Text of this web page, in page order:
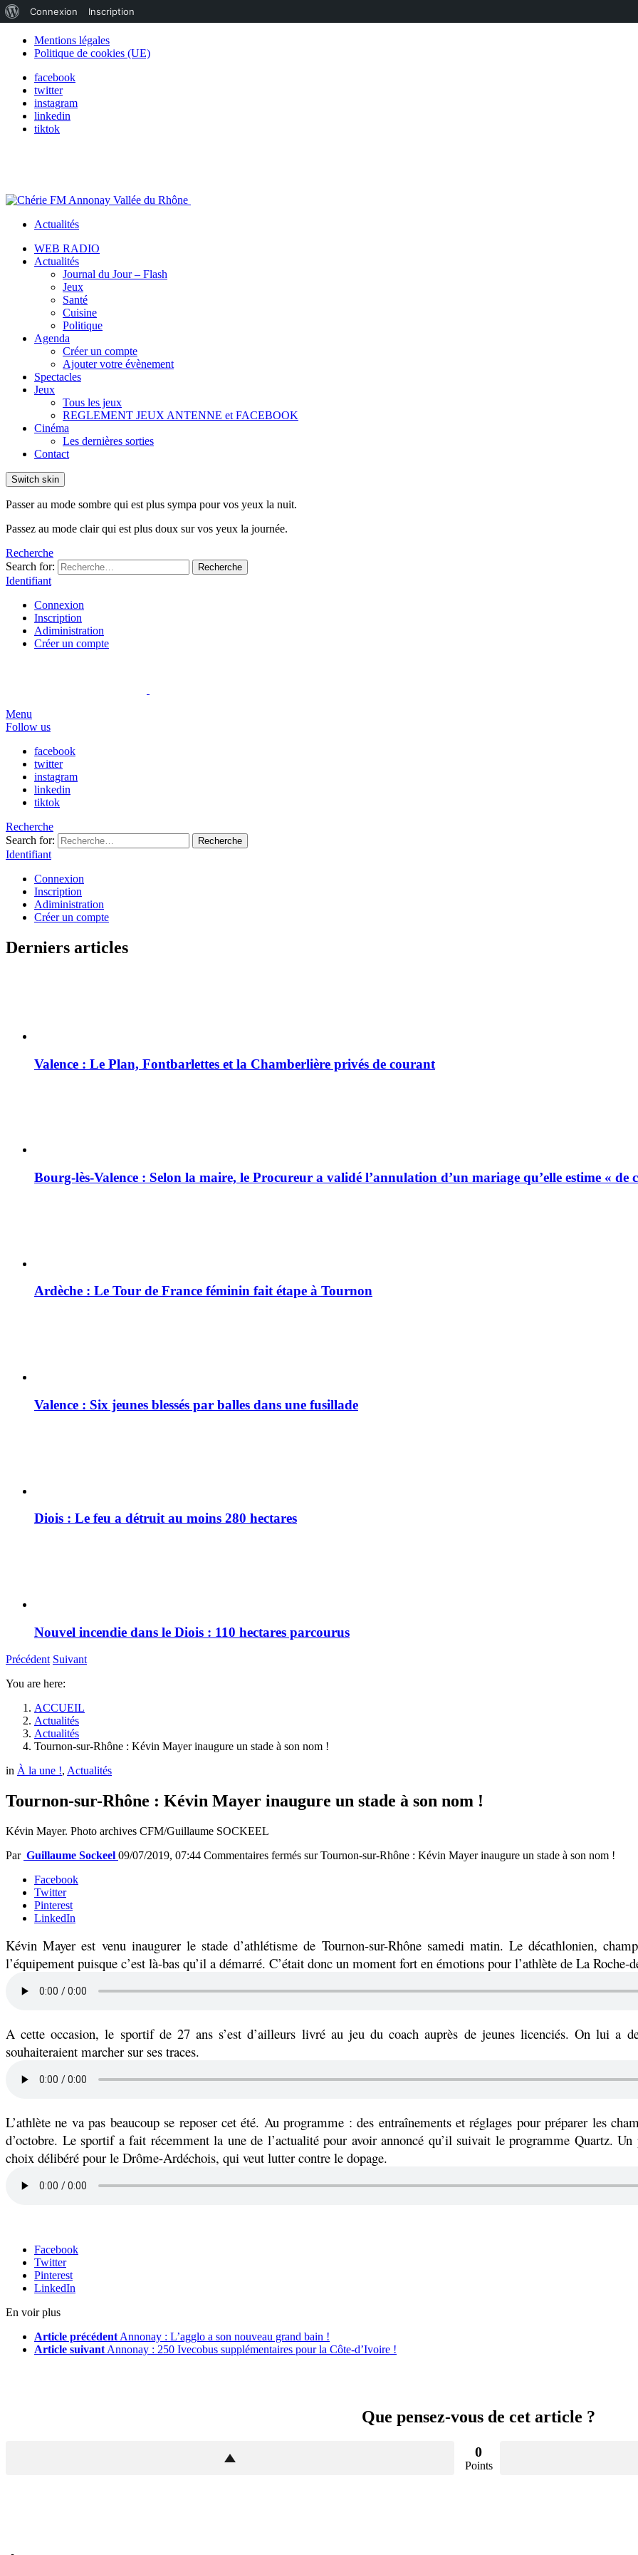
Mentions légales
Politique de cookies (UE)
facebook
twitter
instagram
linkedin
tiktok
Actualités
WEB RADIO
Actualités
Journal du Jour – Flash
Jeux
Santé
Cuisine
Politique
Agenda
Créer un compte
Ajouter votre évènement
Spectacles
Jeux
Tous les jeux
REGLEMENT JEUX ANTENNE et FACEBOOK
Cinéma
Les dernières sorties
Contact
Switch skin
Passer au mode sombre qui est plus sympa pour vos yeux la nuit.
Passez au mode clair qui est plus doux sur vos yeux la journée.
Recherche
Search for:
Recherche
Identifiant
Connexion
Inscription
Adiministration
Créer un compte
Menu
Follow us
facebook
twitter
instagram
linkedin
tiktok
Recherche
Search for:
Recherche
Identifiant
Connexion
Inscription
Adiministration
Créer un compte
Derniers articles
Valence : Le Plan, Fontbarlettes et la Chamberlière privés de courant
Bourg-lès-Valence : Selon la maire, le Procureur a validé l’annulation d’un mariage qu’elle estime « de
Ardèche : Le Tour de France féminin fait étape à Tournon
Valence : Six jeunes blessés par balles dans une fusillade
Diois : Le feu a détruit au moins 280 hectares
Nouvel incendie dans le Diois : 110 hectares parcourus
Précédent Suivant
You are here:
ACCUEIL
Actualités
Actualités
Tournon-sur-Rhône : Kévin Mayer inaugure un stade à son nom !
in À la une !, Actualités
Tournon-sur-Rhône : Kévin Mayer inaugure un stade à son nom !
Kévin Mayer. Photo archives CFM/Guillaume SOCKEEL
Par Guillaume Sockeel 09/07/2019, 07:44 Commentaires fermés sur Tournon-sur-Rhône : Kévin Mayer inaugure un stade à son nom !
Facebook
Twitter
Pinterest
LinkedIn
Kévin Mayer est venu inaugurer le stade d’athlétisme de Tournon-sur-Rhône samedi matin. Le décathlonien,
l’équipement puisque c’est là-bas qu’il a démarré. C’était donc un moment fort en émotions pour l’athlète de La Roche-
A cette occasion, le sportif de 27 ans s’est d’ailleurs livré au jeu du coach auprès de jeunes licenciés. On lui a
souhaiteraient marcher sur ses traces.
L’athlète ne va pas beaucoup se reposer cet été. Au programme : des entraînements et réglages pour préparer les
d’octobre. Le sportif a fait récemment la une de l’actualité pour avoir annoncé qu’il suivait le programme Quartz.
choix délibéré pour le Drôme-Ardéchois, qui veut lutter contre le dopage.
Facebook
Twitter
Pinterest
LinkedIn
En voir plus
Article précédent Annonay : L’agglo a son nouveau grand bain !
Article suivant Annonay : 250 Ivecobus supplémentaires pour la Côte-d’Ivoire !
Que pensez-vous de cet article ?
0
Points
de
WordPress
Connexion Inscription